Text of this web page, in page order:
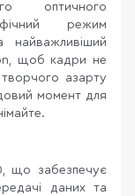
оптичного
режим
найважливіший
щоб кадри не
азарту
момент для
що забезпечує
даних та